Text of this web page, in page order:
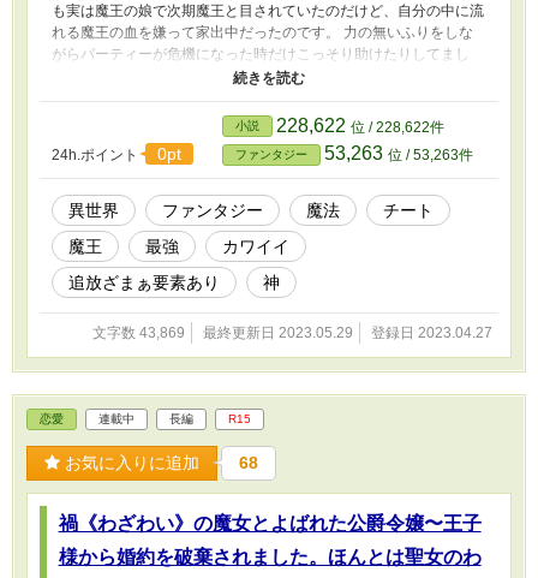
も実は魔王の娘で次期魔王と目されていたのだけど、自分の中に流
れる魔王の血を嫌って家出中だったのです。 力の無いふりをしな
がらパーティーが危機になった時だけこっそり助けたりしてまし
た。 このまま平和なスローライフを送れるかなぁと思ってた矢
先、父の魔王が寿命で消失。 後継者争いの果て地上の平和が脅か
されるのを見過ごせなくなったシズカはなんとかしようと奮闘する
のですが……。 実は最強の魔王シズカが繰り広げる最強最カワイ
イファンタジー！
24h.ポイント 0pt
小説 228,622 位 / 228,622件
ファンタジー 53,263 位 / 53,263件
異世界 ファンタジー 魔法
チート
魔王
最強
カワイイ
追放ざまぁ要素あり
神
文字数 43,869 最終更新日 2023.05.29 登録日 2023.04.27
恋愛 連載中 長編 R15
お気に入りに追加 68
禍《わざわい》の魔女とよばれた公爵令嬢〜王子
様から婚約を破棄されました。ほんとは聖女のわ